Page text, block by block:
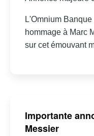
L'Omnium
hommage à Marc
sur cet émouvant
Importante
Messier